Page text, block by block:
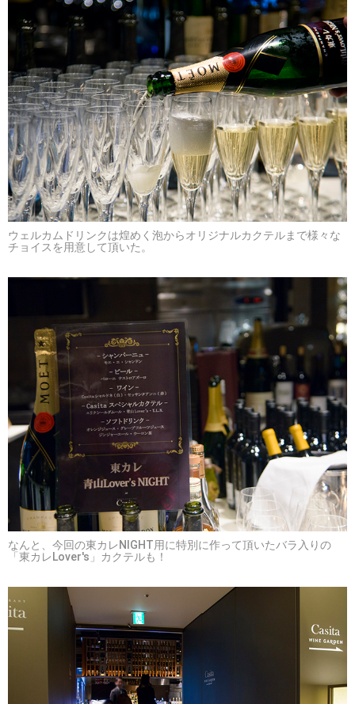
ウェルカムドリンクは煌めく泡からオリジナルカクテルまで様々な
チョイスを用意して頂いた。
なんと、今回の東カレNIGHT用に特別に作って頂いたバラ入りの
「東カレLover's」カクテルも！